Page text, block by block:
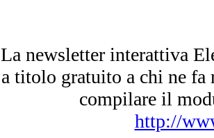
La newsletter interattiva
a titolo gratuito a chi ne fa
compilare il
http://